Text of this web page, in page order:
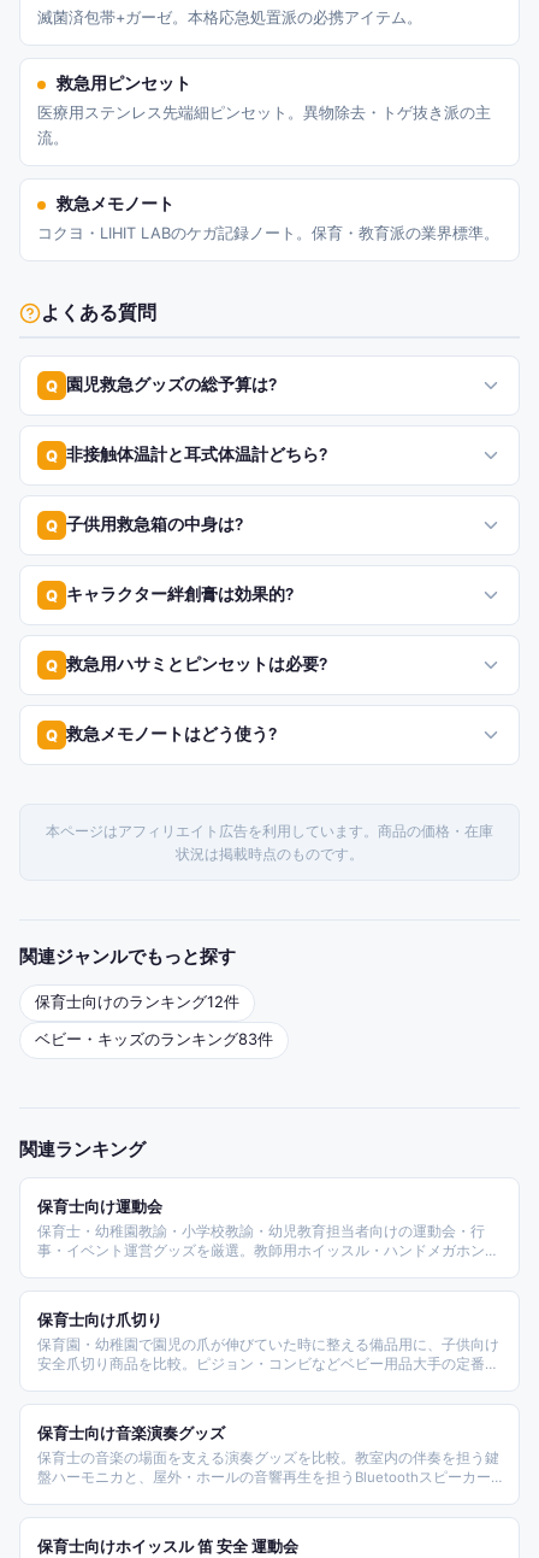
滅菌済包帯+ガーゼ。本格応急処置派の必携アイテム。
救急用ピンセット
医療用ステンレス先端細ピンセット。異物除去・トゲ抜き派の主
流。
救急メモノート
コクヨ・LIHIT LABのケガ記録ノート。保育・教育派の業界標準。
よくある質問
Q 園児救急グッズの総予算は?
Q 非接触体温計と耳式体温計どちら?
Q 子供用救急箱の中身は?
Q キャラクター絆創膏は効果的?
Q 救急用ハサミとピンセットは必要?
Q 救急メモノートはどう使う?
本ページはアフィリエイト広告を利用しています。商品の価格・在庫
状況は掲載時点のものです。
関連ジャンルでもっと探す
保育士向けのランキング12件
ベビー・キッズのランキング83件
関連ランキング
保育士向け運動会
保育士・幼稚園教諭・小学校教諭・幼児教育担当者向けの運動会・行
事・イベント運営グッズを厳選。教師用ホイッスル・ハンドメガホン拡
子供用メダル・持ち運びホワイトボード・玉入れ用ボール・紅白旗など
運動会・遠足・発表会で必携のアイテムを比較したランキング。
保育士向け爪切り
保育園・幼稚園で園児の爪が伸びていた時に整える備品用に、子供向け
安全爪切り商品を比較。ピジョン・コンビなどベビー用品大手の定番、
保育士向け音楽演奏グッズ
保育士の音楽の場面を支える演奏グッズを比較。教室内の伴奏を担う鍵
盤ハーモニカと、屋外・ホールの音響再生を担うBluetoothスピーカー
保育士向けホイッスル 笛 安全 運動会